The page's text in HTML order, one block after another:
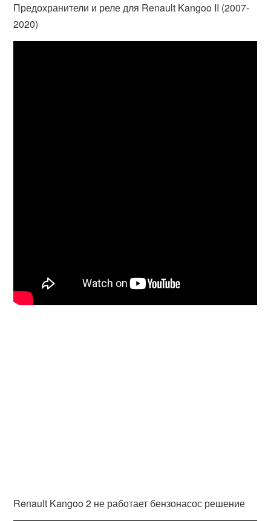
Предохранители и реле для Renault Kangoo II (2007-
2020)
Renault Kangoo 2 не работает бензонасос решение